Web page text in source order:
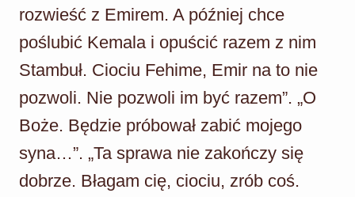
rozwieść z Emirem. A później chce
poślubić Kemala i opuścić razem z nim
Stambuł. Ciociu Fehime, Emir na to nie
pozwoli. Nie pozwoli im być razem”. „O
Boże. Będzie próbował zabić mojego
syna…”. „Ta sprawa nie zakończy się
dobrze. Błagam cię, ciociu, zrób coś.